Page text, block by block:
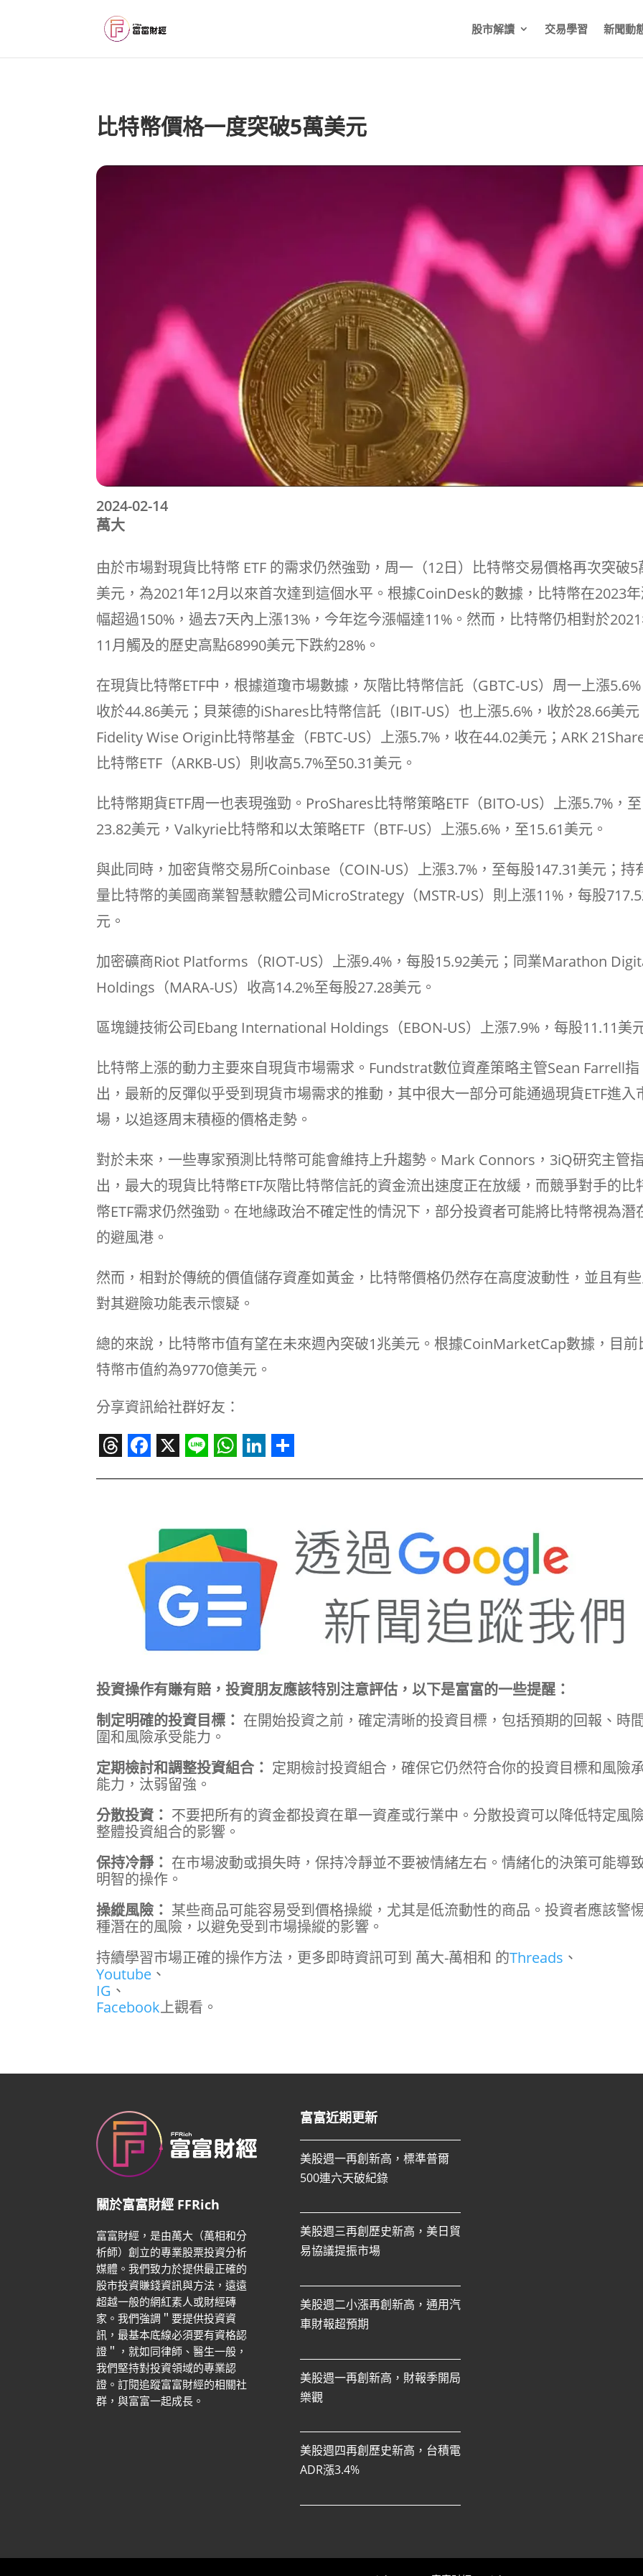
股市解讀 交易學習 新聞動
比特幣價格一度突破5萬美元
2024-02-14
萬大
由於市場對現貨比特幣 ETF 的需求仍然強勁，周一（12日）比特幣交易價格再次突破5
美元，為2021年12月以來首次達到這個水平。根據CoinDesk的數據，比特幣在2023
幅超過150%，過去7天內上漲13%，今年迄今漲幅達11%。然而，比特幣仍相對於
11月觸及的歷史高點68990美元下跌約28%。
在現貨比特幣ETF中，根據道瓊市場數據，灰階比特幣信託（GBTC-US）周一上漲
收於44.86美元；貝萊德的iShares比特幣信託（IBIT-US）也上漲5.6%，收於28.66美
Fidelity Wise Origin比特幣基金（FBTC-US）上漲5.7%，收在44.02美元；ARK
比特幣ETF（ARKB-US）則收高5.7%至50.31美元。
比特幣期貨ETF周一也表現強勁。ProShares比特幣策略ETF（BITO-US）上漲5.7%，至
23.82美元，Valkyrie比特幣和以太策略ETF（BTF-US）上漲5.6%，至15.61美元。
與此同時，加密貨幣交易所Coinbase（COIN-US）上漲3.7%，至每股147.31美元；持
量比特幣的美國商業智慧軟體公司MicroStrategy（MSTR-US）則上漲11%，每股
元。
加密礦商Riot Platforms（RIOT-US）上漲9.4%，每股15.92美元；同業Marathon
Holdings（MARA-US）收高14.2%至每股27.28美元。
區塊鏈技術公司Ebang International Holdings（EBON-US）上漲7.9%，每股11.11美
比特幣上漲的動力主要來自現貨市場需求。Fundstrat數位資產策略主管Sean Farrell指
出，最新的反彈似乎受到現貨市場需求的推動，其中很大一部分可能通過現貨ETF進入
場，以追逐周末積極的價格走勢。
對於未來，一些專家預測比特幣可能會維持上升趨勢。Mark Connors，3iQ研究主管
出，最大的現貨比特幣ETF灰階比特幣信託的資金流出速度正在放緩，而競爭對手的比
幣ETF需求仍然強勁。在地緣政治不確定性的情況下，部分投資者可能將比特幣視為潛
的避風港。
然而，相對於傳統的價值儲存資產如黃金，比特幣價格仍然存在高度波動性，並且有
對其避險功能表示懷疑。
總的來說，比特幣市值有望在未來週內突破1兆美元。根據CoinMarketCap數據，目前
特幣市值約為9770億美元。
分享資訊給社群好友：
投資操作有賺有賠，投資朋友應該特別注意評估，以下是富富的一些提醒：
制定明確的投資目標： 在開始投資之前，確定清晰的投資目標，包括預期的回報、時
圍和風險承受能力。
定期檢討和調整投資組合： 定期檢討投資組合，確保它仍然符合你的投資目標和風險
能力，汰弱留強。
分散投資： 不要把所有的資金都投資在單一資產或行業中。分散投資可以降低特定風
整體投資組合的影響。
保持冷靜： 在市場波動或損失時，保持冷靜並不要被情緒左右。情緒化的決策可能導
明智的操作。
操縱風險： 某些商品可能容易受到價格操縱，尤其是低流動性的商品。投資者應該警
種潛在的風險，以避免受到市場操縱的影響。
持續學習市場正確的操作方法，更多即時資訊可到 萬大-萬相和 的Threads 、
Youtube 、
IG 、
Facebook上觀看。
關於富富財經 FFRich
富富財經，是由萬大（萬相和分
析師）創立的專業股票投資分析
媒體。我們致力於提供最正確的
股市投資賺錢資訊與方法，遠遠
超越一般的網紅素人或財經磚
家。我們強調＂要提供投資資
訊，最基本底線必須要有資格認
證＂，就如同律師、醫生一般，
我們堅持對投資領域的專業認
證。訂閱追蹤富富財經的相關社
群，與富富一起成長。
富富近期更新
美股週一再創新高，標準普爾
500連六天破紀錄
美股週三再創歷史新高，美日貿
易協議提振市場
美股週二小漲再創新高，通用汽
車財報超預期
美股週一再創新高，財報季開局
樂觀
美股週四再創歷史新高，台積電
ADR漲3.4%